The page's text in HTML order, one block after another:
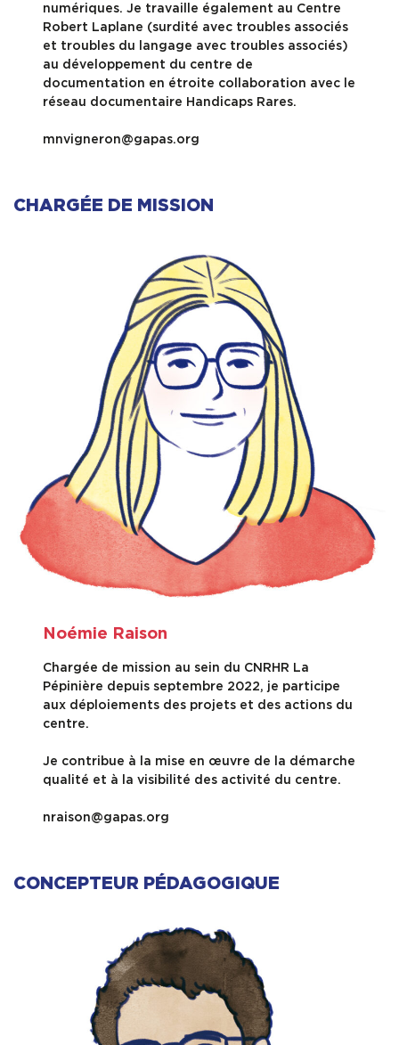
numériques. Je travaille également au Centre
Robert Laplane (surdité avec troubles associés
et troubles du langage avec troubles associés)
au développement du centre de
documentation en étroite collaboration avec le
réseau documentaire Handicaps Rares.
mnvigneron@gapas.org
CHARGÉE DE MISSION
Noémie Raison
Chargée de mission au sein du CNRHR La
Pépinière depuis septembre 2022, je participe
aux déploiements des projets et des actions du
centre.
Je contribue à la mise en œuvre de la démarche
qualité et à la visibilité des activité du centre.
nraison@gapas.org
CONCEPTEUR PÉDAGOGIQUE